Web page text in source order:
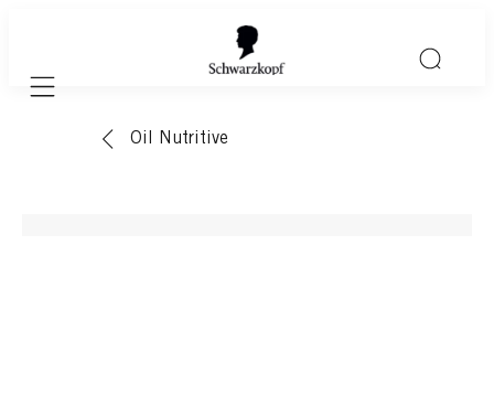
Mobile navigation
Oil Nutritive